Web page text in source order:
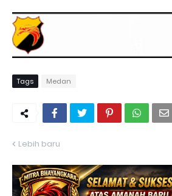
Tags Medan
Lebih baru